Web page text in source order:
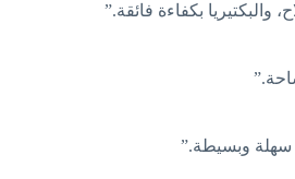
والبكتيريا بكفاءة فائقة.”
سهلة وبسيطة.”